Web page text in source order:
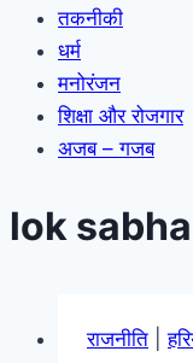
तकनीकी
धर्म
मनोरंजन
शिक्षा और रोजगार
अजब – गजब
lok
राजनीति |